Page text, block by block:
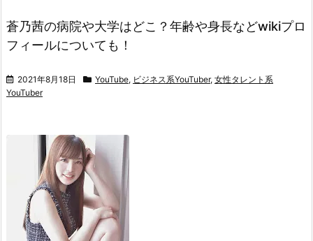
蒼乃茜の病院や大学はどこ？年齢や身長などwikiプロ
フィールについても！
2021年8月18日 YouTube, ビジネス系YouTuber, 女性タレント系
YouTuber